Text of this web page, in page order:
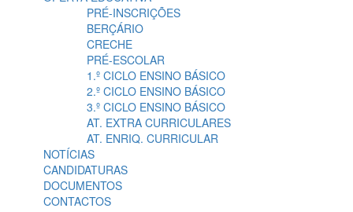
PRÉ-INSCRIÇÕES
BERÇÁRIO
CRECHE
PRÉ-ESCOLAR
1.º CICLO ENSINO BÁSICO
2.º CICLO ENSINO BÁSICO
3.º CICLO ENSINO BÁSICO
AT. EXTRA CURRICULARES
AT. ENRIQ. CURRICULAR
NOTÍCIAS
CANDIDATURAS
DOCUMENTOS
CONTACTOS